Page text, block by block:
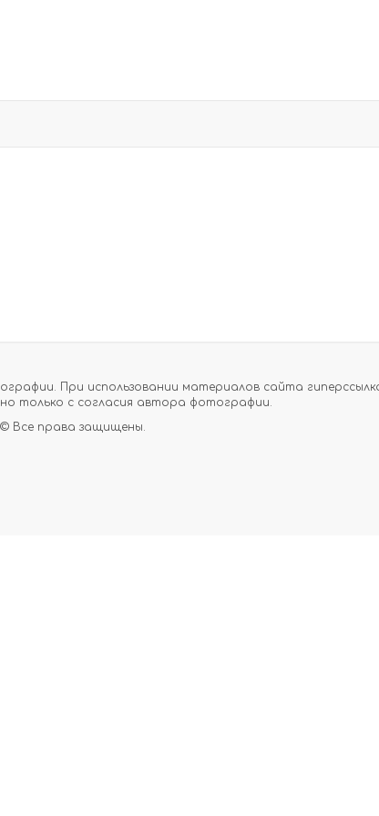
При использовании материалов сайта
только с согласия автора фотографии.
© Все права защищены.